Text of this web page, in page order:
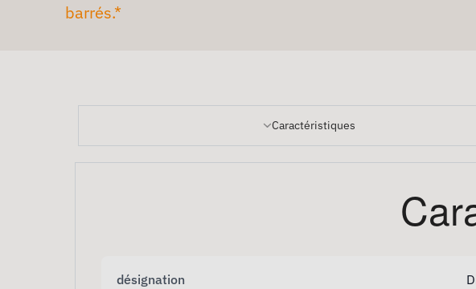
barrés.*
Caractéristiques
désignation